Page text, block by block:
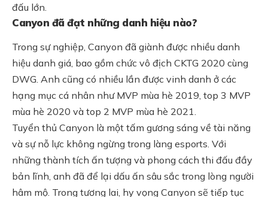
đấu lớn.
Canyon đã đạt những danh hiệu nào?
Trong sự nghiệp, Canyon đã giành được nhiều danh
hiệu danh giá, bao gồm chức vô địch CKTG 2020 cùng
DWG. Anh cũng có nhiều lần được vinh danh ở các
hạng mục cá nhân như MVP mùa hè 2019, top 3 MVP
mùa hè 2020 và top 2 MVP mùa hè 2021.
Tuyển thủ Canyon là một tấm gương sáng về tài năng
và sự nỗ lực không ngừng trong làng esports. Với
những thành tích ấn tượng và phong cách thi đấu đầy
bản lĩnh, anh đã để lại dấu ấn sâu sắc trong lòng người
hâm mộ. Trong tương lai, hy vọng Canyon sẽ tiếp tục